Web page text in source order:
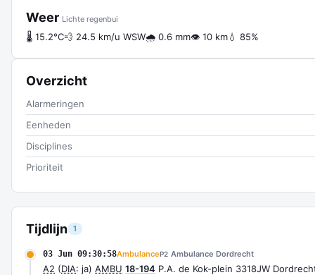
Tijdlijn 1
03 Jun 09:30:58AmbulanceP2 Ambulance Dordrecht
A2 (DIA: ja) AMBU 18-194 P.A. de Kok-plein 3318JW
Weer Lichte regenbui
🌡 15.2°C💨 24.5 km/u WSW🌧 0.6 mm👁 10 km💧 85%
Overzicht
Alarmeringen
Eenheden
Disciplines
Prioriteit